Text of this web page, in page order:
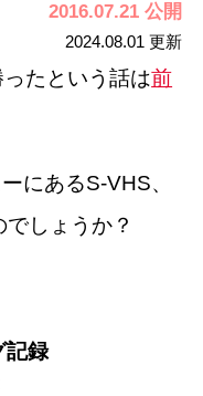
2016.07.21 公開
2024.08.01 更新
たという話は前
にあるS-VHS、
しょうか？
録